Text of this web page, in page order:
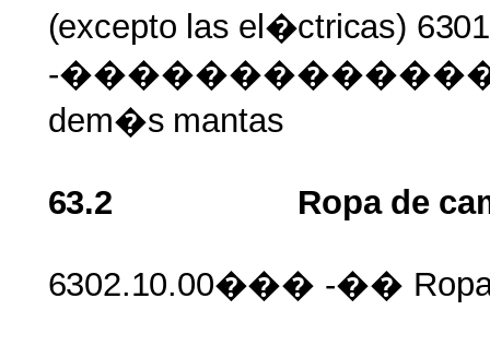
(excepto las el�ctricas)
-
dem�s mantas
63.2 Ropa de
6302.10.00��� -��